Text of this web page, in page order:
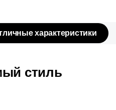
характеристики
стиль